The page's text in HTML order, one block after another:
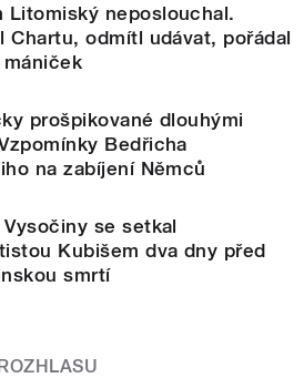
Litomiský neposlouchal.
Chartu, odmítl udávat, pořádal
prošpikované dlouhými
Bedřicha
na zabíjení Němců
se setkal
Kubišem dva dny před
smrtí